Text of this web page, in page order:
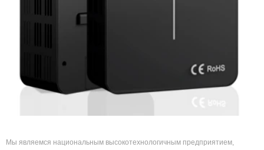
Мы являемся национальным высокотехнологичным предприятием,